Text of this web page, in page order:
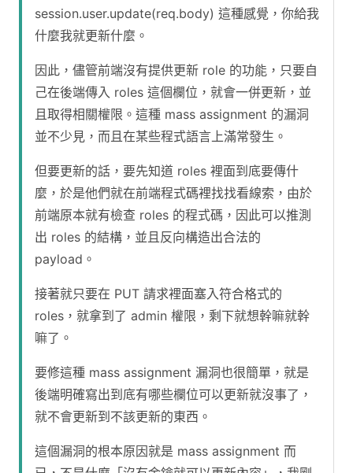
session.user.update(req.body) 這種感覺，你給我
什麼我就更新什麼。
因此，儘管前端沒有提供更新 role 的功能，只要自
己在後端傳入 roles 這個欄位，就會一併更新，並
且取得相關權限。這種 mass assignment 的漏洞
並不少見，而且在某些程式語言上滿常發生。
但要更新的話，要先知道 roles 裡面到底要傳什
麼，於是他們就在前端程式碼裡找找看線索，由於
前端原本就有檢查 roles 的程式碼，因此可以推測
出 roles 的結構，並且反向構造出合法的
payload。
接著就只要在 PUT 請求裡面塞入符合格式的
roles，就拿到了 admin 權限，剩下就想幹嘛就幹
嘛了。
要修這種 mass assignment 漏洞也很簡單，就是
後端明確寫出到底有哪些欄位可以更新就沒事了，
就不會更新到不該更新的東西。
這個漏洞的根本原因就是 mass assignment 而